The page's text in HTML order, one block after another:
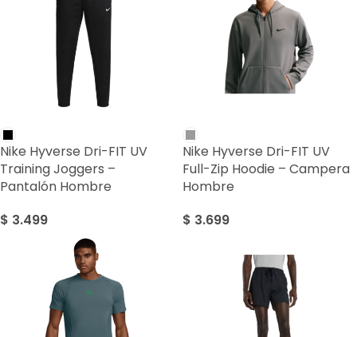
Nike Hyverse Dri-FIT UV
Training Joggers –
Pantalón Hombre
$ 3.499
Nike Hyverse Dri-FIT UV
Full-Zip Hoodie – Campera
Hombre
$ 3.699